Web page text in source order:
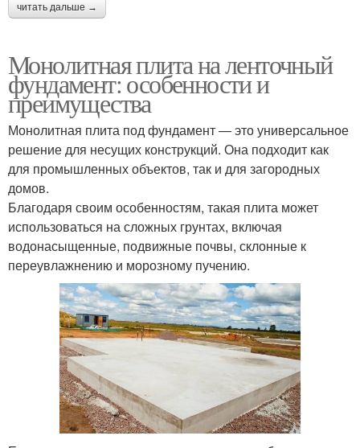
читать дальше →
Монолитная плита на ленточный
фундамент: особенности и
преимущества
Монолитная плита под фундамент — это универсальное
решение для несущих конструкций. Она подходит как
для промышленных объектов, так и для загородных
домов.
Благодаря своим особенностям, такая плита может
использоваться на сложных грунтах, включая
водонасыщенные, подвижные почвы, склонные к
переувлажнению и морозному пучению.